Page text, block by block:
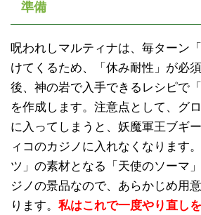
準備
呪われしマルティナは、毎ターン
けてくるため、「休み耐性」が必
後、神の岩で入手できるレシピで
を作成します。注意点として、グ
に入ってしまうと、妖魔軍王ブギ
ィコのカジノに入れなくなります
ツ」の素材となる「天使のソーマ
ジノの景品なので、あらかじめ用
ります。 私はこれで一度やり直し